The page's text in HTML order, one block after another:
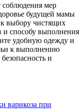
соблюдения мер
будущей мамы
выбору чистящих
и способу выполнения
удобную одежду и
к выполнению
и
варикоза при